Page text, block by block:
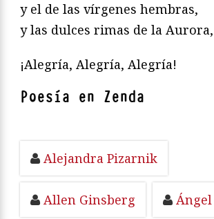
y el de las vírgenes hembras,
y las dulces rimas de la Aurora,
¡Alegría, Alegría, Alegría!
Poesía en Zenda
Alejandra Pizarnik
Allen Ginsberg Ángel